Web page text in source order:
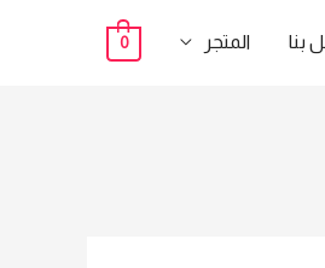
بنا المتجر 0